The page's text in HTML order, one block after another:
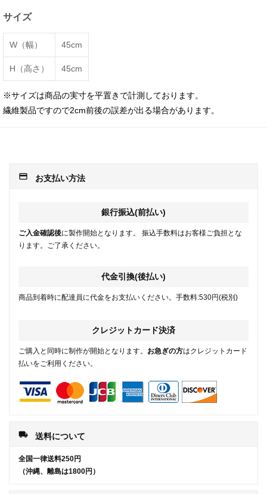
サイズ
W（幅） 45cm
H（高さ） 45cm
※サイズは商品の実寸を平置きで計測しております。
繊維製品ですので2cm前後の誤差が出る場合があります。
payment お支払い方法
銀行振込(前払い)
ご入金確認後に製作開始となります。 振込手数料はお客様ご負担とな
ります。ご了承ください。
代金引換(後払い)
商品到着時に配達員に代金をお支払いください。手数料:530円(税別)
クレジットカード決済
ご購入と同時に制作が開始となります。 お急ぎの方はクレジットカード
払いをご利用ください。
local_shipping 送料について
全国一律送料250円
（沖縄、離島は1800円）